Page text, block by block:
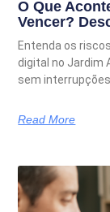
O Que
Vencer?
Entenda os
digital no Jardim
sem interrupções.
Read More